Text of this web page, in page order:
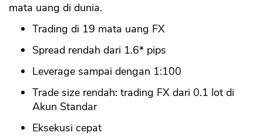
mata uang di dunia.
Trading di 19 mata uang FX
Spread rendah dari 1.6* pips
Leverage sampai dengan 1:100
Trade size rendah: trading FX dari 0.1 lot di
Akun Standar
Eksekusi cepat